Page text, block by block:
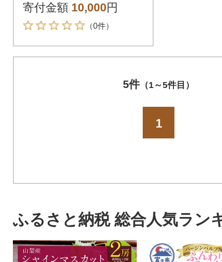
寄付金額 10,000円
（0件）
5件（1～5件目）
1
ふるさと納税 総合人気ラン